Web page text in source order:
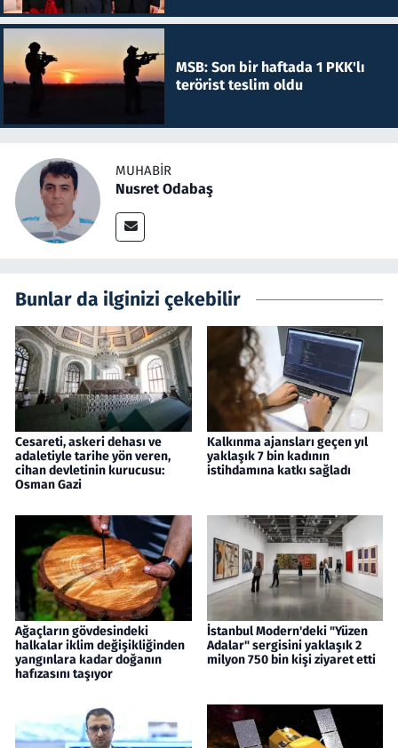
MSB: Son bir haftada 1 PKK'lı
terörist teslim oldu
MUHABIR
Nusret Odabaş
Bunlar da ilginizi çekebilir
Cesareti, askeri dehası ve
adaletiyle tarihe yön veren,
cihan devletinin kurucusu:
Osman Gazi
Kalkınma ajansları geçen yıl
yaklaşık 7 bin kadının
istihdamına katkı sağladı
Ağaçların gövdesindeki
halkalar iklim değişikliğinden
yangınlara kadar doğanın
hafızasını taşıyor
İstanbul Modern'deki "Yüzen
Adalar" sergisini yaklaşık 2
milyon 750 bin kişi ziyaret etti